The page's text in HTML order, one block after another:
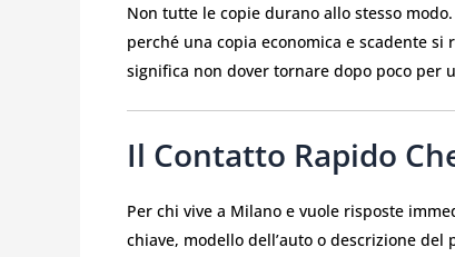
Non tutte le copie durano allo stesso
perché una copia economica e scadente
significa non dover tornare dopo poco per
Il Contatto Rapido
Per chi vive a Milano e vuole risposte
chiave, modello dell’auto o descrizione